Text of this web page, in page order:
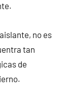
no es
tan
de